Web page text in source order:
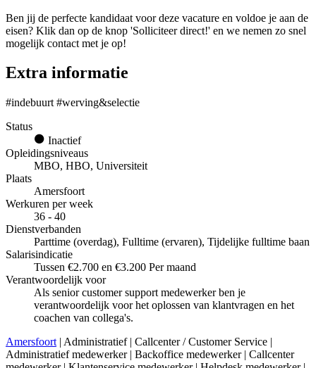
Ben jij de perfecte kandidaat voor deze vacature en voldoe je aan de
eisen? Klik dan op de knop 'Solliciteer direct!' en we nemen zo snel
mogelijk contact met je op!
Extra informatie
#indebuurt #werving&selectie
Status
Inactief
Opleidingsniveaus
MBO, HBO, Universiteit
Plaats
Amersfoort
Werkuren per week
36 - 40
Dienstverbanden
Parttime (overdag), Fulltime (ervaren), Tijdelijke fulltime baan
Salarisindicatie
Tussen €2.700 en €3.200 Per maand
Verantwoordelijk voor
Als senior customer support medewerker ben je
verantwoordelijk voor het oplossen van klantvragen en het
coachen van collega's.
Amersfoort | Administratief | Callcenter / Customer Service |
Administratief medewerker | Backoffice medewerker | Callcenter